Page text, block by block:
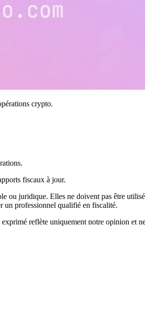
crypto.
fiscaux à jour.
juridique. Elles ne doivent pas être
un professionnel qualifié en fiscalité.
reflète uniquement notre opinion et